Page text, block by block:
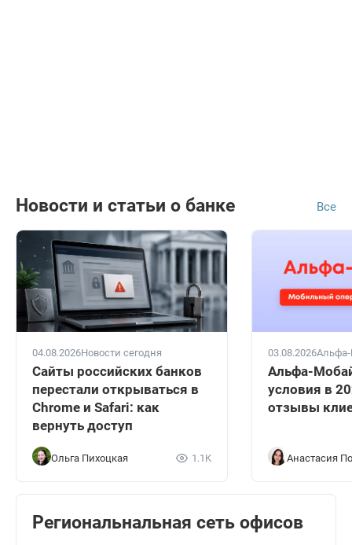
Новости и статьи о банке Все
04.08.2026Новости сегодня
Сайты российских банков
перестали открываться в
Chrome и Safari: как
вернуть доступ
Ольга Пихоцкая 1.1K
03.08.2026
Альфа-
условия в
отзывы
Анастасия
Региональнальная сеть офисов